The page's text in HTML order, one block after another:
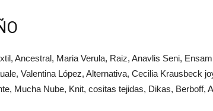
Ancestral, Maria Verula, Raiz, Anavlis Seni,
Valentina López, Alternativa, Cecilia Krausbeck
Mucha Nube, Knit, cositas tejidas, Dikas, Berboff,